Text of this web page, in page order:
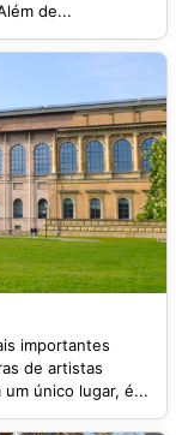
de...
importantes
de artistas
um único lugar, é...